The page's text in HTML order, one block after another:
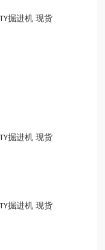
掘进机 现货
掘进机 现货
掘进机 现货